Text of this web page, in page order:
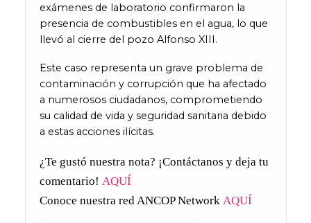
exámenes de laboratorio confirmaron la
presencia de combustibles en el agua, lo que
llevó al cierre del pozo Alfonso XIII.
Este caso representa un grave problema de
contaminación y corrupción que ha afectado
a numerosos ciudadanos, comprometiendo
su calidad de vida y seguridad sanitaria debido
a estas acciones ilícitas.
¿Te gustó nuestra nota? ¡Contáctanos y deja tu
comentario! AQUÍ
Conoce nuestra red ANCOP Network AQUÍ